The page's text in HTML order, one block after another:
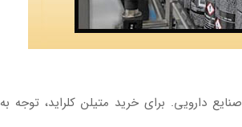
دارویی. برای خرید متیلن کلراید، توجه به